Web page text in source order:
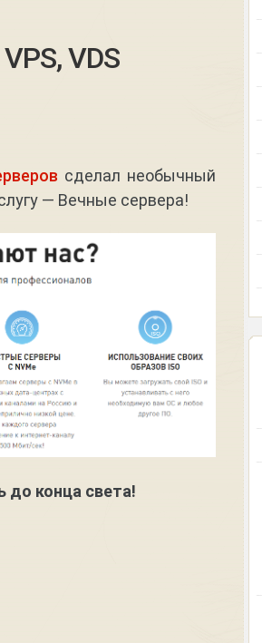
VDS
сделал необычный
— Вечные сервера!
до конца света!